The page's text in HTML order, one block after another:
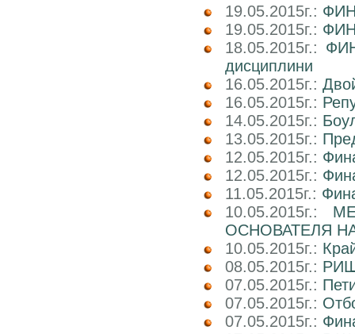
19.05.2015г.:
19.05.2015г.:
18.05.2015г.:
дисциплини
16.05.2015г.:
16.05.2015г.:
14.05.2015г.:
13.05.2015г.:
12.05.2015г.:
12.05.2015г.:
11.05.2015г.:
10.05.2015г.:
ОСНОВАТЕЛЯ
10.05.2015г.:
08.05.2015г.:
07.05.2015г.:
07.05.2015г.:
07.05.2015г.: